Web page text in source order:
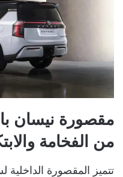
مقصورة نيسان
من الفخامة
تتميز المقصورة الداخلية